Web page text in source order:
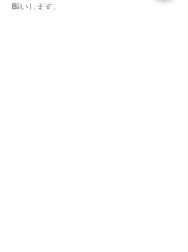
願いします。